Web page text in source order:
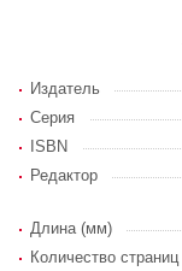
Издатель
Серия
ISBN
Редактор
Длина (мм)
Количество страниц